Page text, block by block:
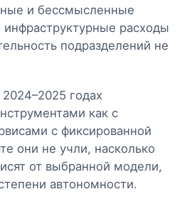
и бессмысленные
инфраструктурные расходы
подразделений не
годах
как с
с фиксированной
они не учли, насколько
от выбранной модели,
автономности.